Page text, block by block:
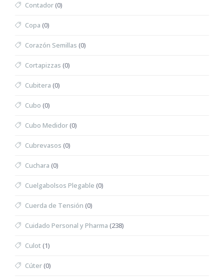
Contador(0)
Copa (0)
Corazón Semillas (0)
Cortapizzas (0)
Cubitera (0)
Cubo (0)
Cubo Medidor(0)
Cubrevasos (0)
Cuchara (0)
Cuelgabolsos Plegable (0)
Cuerda de Tensión (0)
Cuidado Personal y Pharma (238)
Culot (1)
Cúter(0)